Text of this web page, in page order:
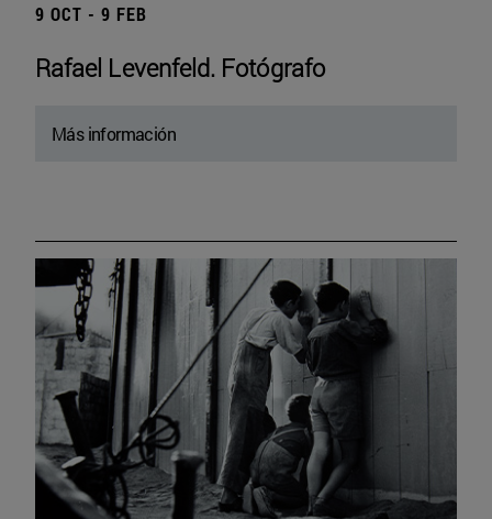
9 OCT - 9 FEB
Rafael Levenfeld. Fotógrafo
Más información